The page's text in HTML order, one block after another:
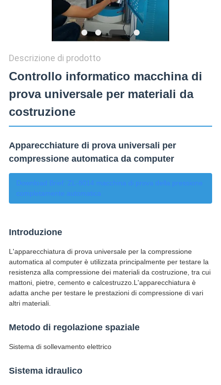
Descrizione di prodotto
Controllo informatico macchina di
prova universale per materiali da
costruzione
Apparecchiature di prova universali per
compressione automatica da computer
Download Brief: ZL-8014 macchina di prova della pressione
completamente automatica
Introduzione
L'apparecchiatura di prova universale per la compressione
automatica al computer è utilizzata principalmente per testare la
resistenza alla compressione dei materiali da costruzione, tra cui
mattoni, pietre, cemento e calcestruzzo.L'apparecchiatura è
adatta anche per testare le prestazioni di compressione di vari
altri materiali.
Metodo di regolazione spaziale
Sistema di sollevamento elettrico
Sistema idraulico